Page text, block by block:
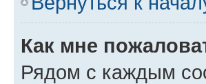
Как мне
Рядом с каждым